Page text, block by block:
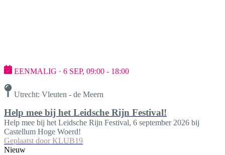
EENMALIG · 6 SEP, 09:00 - 18:00
Utrecht: Vleuten - de Meern
Help mee bij het Leidsche Rijn Festival!
Help mee bij het Leidsche Rijn Festival, 6 september 2026 bij
Castellum Hoge Woerd!
Geplaatst door KLUB19
Nieuw